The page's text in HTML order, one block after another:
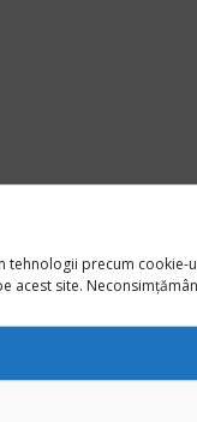
tehnologii precum
acest site.